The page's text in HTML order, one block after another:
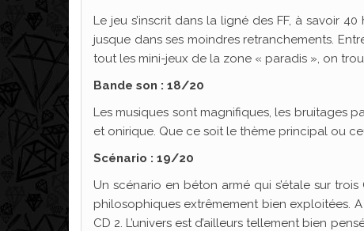
Le jeu s’inscrit dans la ligné des FF, à savoir
jusque dans ses moindres retranchements.
tout les mini-jeux de la zone « paradis », on
Bande son : 18/20
Les musiques sont magnifiques, les bruitages
et onirique. Que ce soit le thème principal ou
Scénario : 19/20
Un scénario en béton armé qui s’étale sur
philosophiques extrêmement bien exploitées.
CD 2. L’univers est d’ailleurs tellement bien